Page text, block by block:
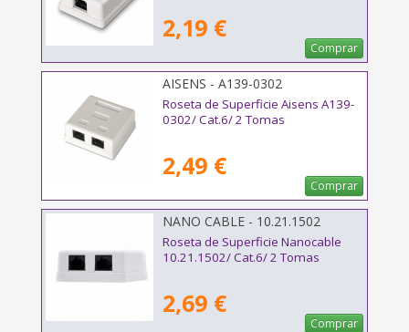
2,19 €
Comprar
AISENS - A139-0302
Roseta de Superficie Aisens A139-
0302/ Cat.6/ 2 Tomas
2,49 €
Comprar
NANO CABLE - 10.21.1502
Roseta de Superficie Nanocable
10.21.1502/ Cat.6/ 2 Tomas
2,69 €
Comprar